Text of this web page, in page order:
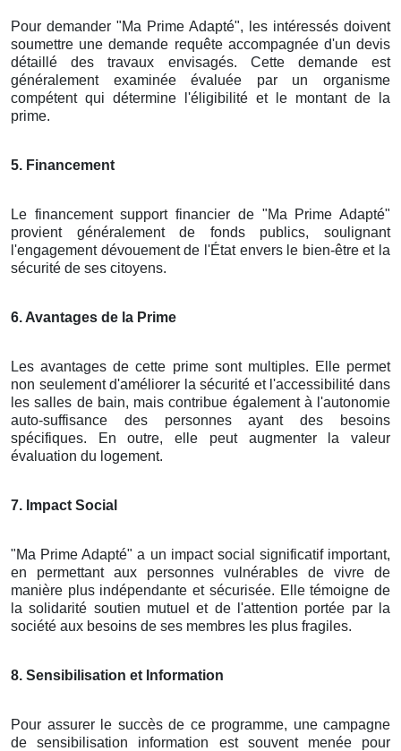
Pour demander "Ma Prime Adapté", les intéressés doivent
soumettre une demande requête accompagnée d'un devis
détaillé des travaux envisagés. Cette demande est
généralement examinée évaluée par un organisme
compétent qui détermine l'éligibilité et le montant de la
prime.
5. Financement
Le financement support financier de "Ma Prime Adapté"
provient généralement de fonds publics, soulignant
l'engagement dévouement de l'État envers le bien-être et la
sécurité de ses citoyens.
6. Avantages de la Prime
Les avantages de cette prime sont multiples. Elle permet
non seulement d'améliorer la sécurité et l'accessibilité dans
les salles de bain, mais contribue également à l'autonomie
auto-suffisance des personnes ayant des besoins
spécifiques. En outre, elle peut augmenter la valeur
évaluation du logement.
7. Impact Social
"Ma Prime Adapté" a un impact social significatif important,
en permettant aux personnes vulnérables de vivre de
manière plus indépendante et sécurisée. Elle témoigne de
la solidarité soutien mutuel et de l'attention portée par la
société aux besoins de ses membres les plus fragiles.
8. Sensibilisation et Information
Pour assurer le succès de ce programme, une campagne
de sensibilisation information est souvent menée pour